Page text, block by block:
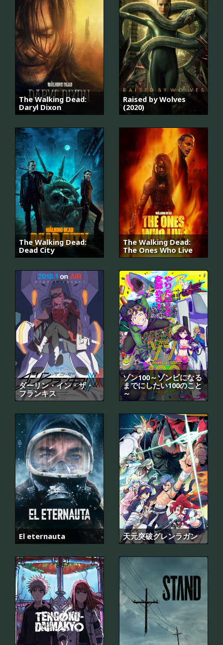
The Walking Dead:
Daryl Dixon
Raised by Wolves
(2020)
The Walking Dead:
Dead City
The Walking Dead:
The Ones Who Live
ダーリン・イン・ザ・
フランキス
ゾン100～ゾンビになる
までにしたい100のこと
～
El eternauta 天元突破グレンラガン